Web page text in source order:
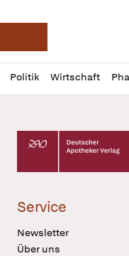
Deutsche
Politik Wirtschaft
Profil
öffnen
Daz
Pur
Deutscher
Service
Newsletter
Über uns